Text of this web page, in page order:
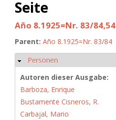
Seite
Año 8.1925=Nr. 83/84,54
Parent: Año 8.1925=Nr. 83/84
Ausblenden
Personen
Autoren dieser Ausgabe:
Barboza, Enrique
Bustamente Cisneros, R.
Carbajal, Mario